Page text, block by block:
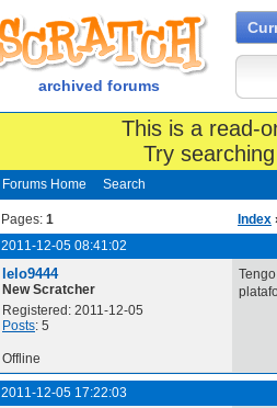
archived forums
This is a read-
Try
Forums Home Search
Pages: 1 Index
2011-12-05 08:41:02
lelo9444
New Scratcher
Registered: 2011-12-05
Posts: 5
Offline
2011-12-05 17:22:03